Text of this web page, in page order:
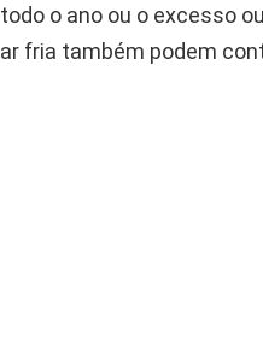
todo o ano ou o excesso
ar fria também podem